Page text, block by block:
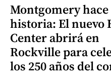
Montgomery hace
historia: El nuevo
Center abrirá en
Rockville para
los 250 años del